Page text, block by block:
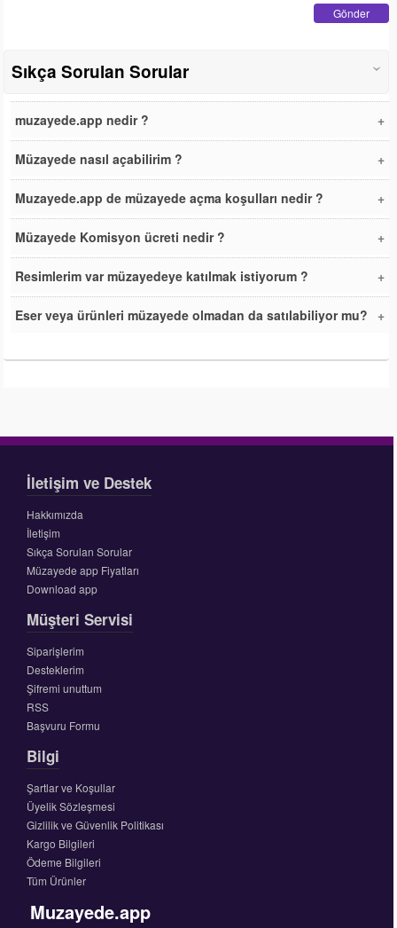
Gönder
Sıkça Sorulan Sorular ‹
muzayede.app nedir ?
Müzayede nasıl açabilirim ?
Muzayede.app de müzayede açma koşulları nedir ?
Müzayede Komisyon ücreti nedir ?
Resimlerim var müzayedeye katılmak istiyorum ?
Eser veya ürünleri müzayede olmadan da satılabiliyor mu?
İletişim ve Destek
Hakkımızda
İletişim
Sıkça Sorulan Sorular
Müzayede app Fiyatları
Download app
Müşteri Servisi
Siparişlerim
Desteklerim
Şifremi unuttum
RSS
Başvuru Formu
Bilgi
Şartlar ve Koşullar
Üyelik Sözleşmesi
Gizlilik ve Güvenlik Politikası
Kargo Bilgileri
Ödeme Bilgileri
Tüm Ürünler
Muzayede.app